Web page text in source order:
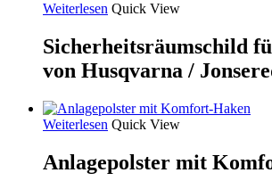
Weiterlesen Quick View
Sicherheitsräumschild
von Husqvarna /
Weiterlesen Quick View
Anlagepolster mit